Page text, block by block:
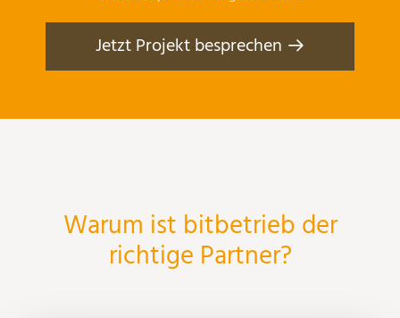
Jetzt Projekt besprechen
Warum ist bitbetrieb der
richtige Partner?